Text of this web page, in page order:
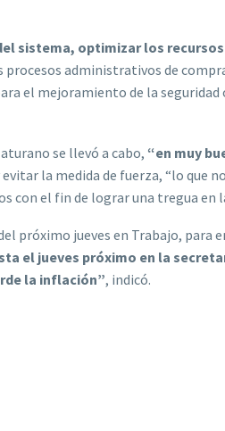
sistema, optimizar los
procesos administrativos de
el mejoramiento de la
se llevó a cabo, “en muy
la medida de fuerza, “lo que
con el fin de lograr una tregua en
próximo jueves en Trabajo, para
el jueves próximo en la
la inflación”, indicó.